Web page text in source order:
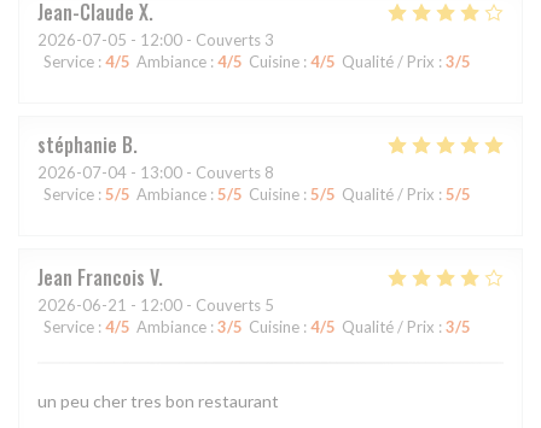
Jean-Claude X
2026-07-05 - 12:00 - Couverts 3
Service : 4/5 Ambiance : 4/5 Cuisine : 4/5 Qualité / Prix : 3/5
stéphanie B
2026-07-04 - 13:00 - Couverts 8
Service : 5/5 Ambiance : 5/5 Cuisine : 5/5 Qualité / Prix : 5/5
Jean Francois V
2026-06-21 - 12:00 - Couverts 5
Service : 4/5 Ambiance : 3/5 Cuisine : 4/5 Qualité / Prix : 3/5
un peu cher tres bon restaurant